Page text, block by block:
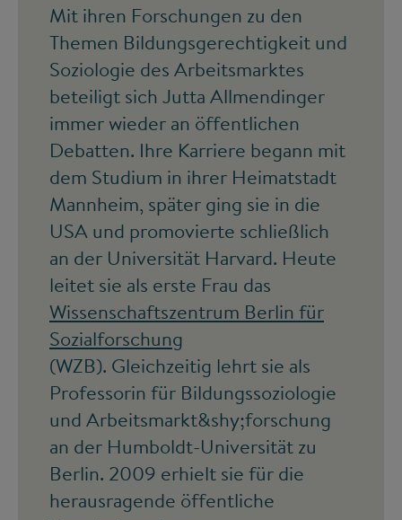
Mit ihren Forschungen zu den
Themen Bildungsgerechtigkeit und
Soziologie des Arbeitsmarktes
beteiligt sich Jutta Allmendinger
immer wieder an öffentlichen
Debatten. Ihre Karriere begann mit
dem Studium in ihrer Heimatstadt
Mannheim, später ging sie in die
USA und promovierte schließlich
an der Universität Harvard. Heute
leitet sie als erste Frau das
Wissenschaftszentrum Berlin für
Sozialforschung
(WZB). Gleichzeitig lehrt sie als
Professorin für Bildungssoziologie
und Arbeitsmarkt&shy;forschung
an der Humboldt-Universität zu
Berlin. 2009 erhielt sie für die
herausragende öffentliche